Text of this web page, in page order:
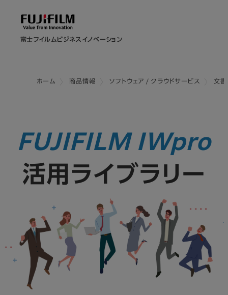
富士フイルムビジネスイノベーション
ホーム 商品情報 ソフトウェア / クラウドサービス 文書
FUJIFILM IWpro
活用ライブラリー